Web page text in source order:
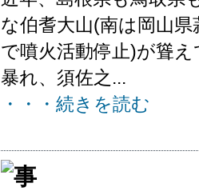
な伯耆大山(南は岡山
で噴火活動停止)が聳
暴れ、須佐之...
・・・続きを読む